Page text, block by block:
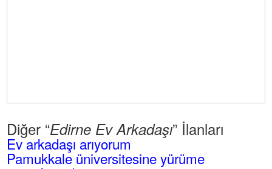
Diğer “Edirne Ev Arkadaşı” İlanları
Ev arkadaşı arıyorum
Pamukkale üniversitesine yürüme